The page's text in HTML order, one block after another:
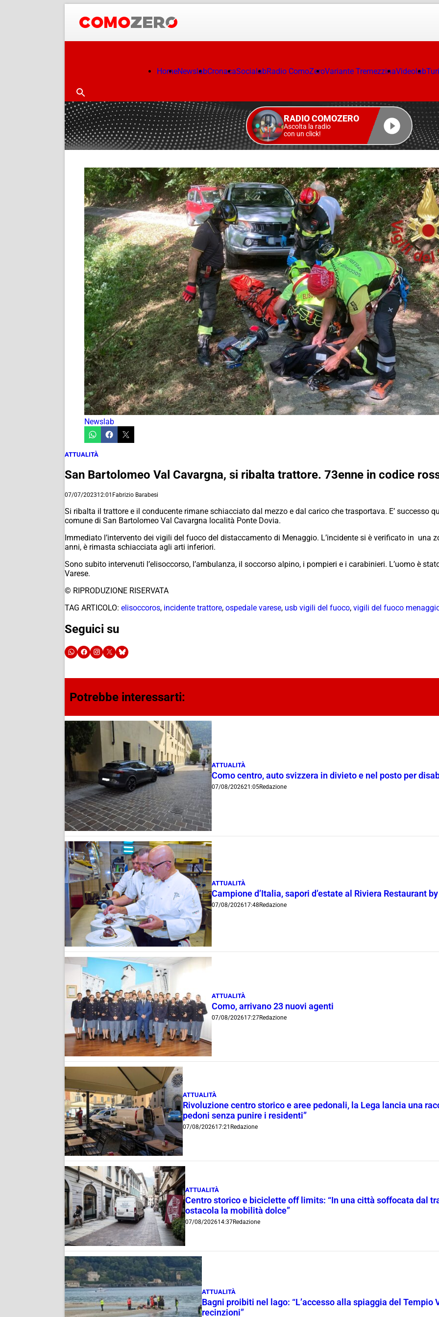
HomeNewslabCronacaSocialabRadio ComoZeroVariante TremezzinaVideolab
RADIO COMOZERO
Ascolta la radio
con un click!
Newslab
ATTUALITÀ
San Bartolomeo Val Cavargna, si ribalta trattore. 73enne in codice
07/07/202312:01 Fabrizio Barabesi
Si ribalta il trattore e il conducente rimane schiacciato dal mezzo e dal carico che trasportava. E’ successo
comune di San Bartolomeo Val Cavargna località Ponte Dovia.
Immediato l’intervento dei vigili del fuoco del distaccamento di Menaggio. L’incidente si è verificato in una
anni, è rimasta schiacciata agli arti inferiori.
Sono subito intervenuti l’elisoccorso, l’ambulanza, il soccorso alpino, i pompieri e i carabinieri. L’uomo è
Varese.
© RIPRODUZIONE RISERVATA
TAG ARTICOLO: elisoccoros, incidente trattore, ospedale varese, usb vigili del fuoco, vigili del fuoco
Seguici su
Potrebbe interessarti:
ATTUALITÀ
Como centro, auto svizzera in divieto e nel posto per
07/08/202621:05Redazione
ATTUALITÀ
Campione d’Italia, sapori d’estate al Riviera Restaurant
07/08/202617:48 Redazione
ATTUALITÀ
Como, arrivano 23 nuovi agenti
07/08/202617:27Redazione
ATTUALITÀ
Rivoluzione centro storico e aree pedonali, la Lega lancia una
pedoni senza punire i residenti”
07/08/202617:21 Redazione
ATTUALITÀ
Centro storico e biciclette off limits: “In una città soffocata dal
ostacola la mobilità dolce”
07/08/202614:37Redazione
ATTUALITÀ
Bagni proibiti nel lago: “L’accesso alla spiaggia del
recinzioni”